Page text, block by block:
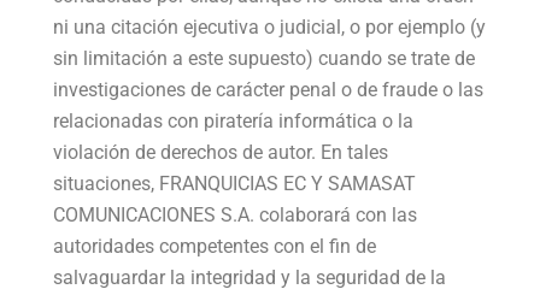
ni una citación ejecutiva o judicial, o por ejemplo (y
sin limitación a este supuesto) cuando se trate de
investigaciones de carácter penal o de fraude o las
relacionadas con piratería informática o la
violación de derechos de autor. En tales
situaciones, FRANQUICIAS EC Y SAMASAT
COMUNICACIONES S.A. colaborará con las
autoridades competentes con el fin de
salvaguardar la integridad y la seguridad de la